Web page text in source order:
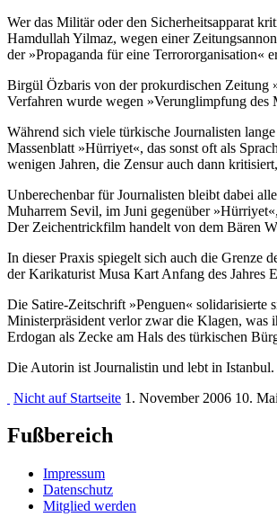
Wer das Militär oder den Sicherheitsapparat
Hamdullah Yilmaz, wegen einer
der »Propaganda für eine Terrororganisation«
Birgül Özbaris von der prokurdischen Zeitung
Verfahren wurde wegen »Verunglimpfung
Während sich viele türkische Journalisten
Massenblatt »Hürriyet«, das sonst oft als
wenigen Jahren, die Zensur auch dann
Unberechenbar für Journalisten bleibt dabei
Muharrem Sevil, im Juni gegenüber
Der Zeichentrickfilm handelt von dem Bären
In dieser Praxis spiegelt sich auch die Grenze
der Karikaturist Musa Kart Anfang des Jahres
Die Satire-Zeitschrift »Penguen« solidarisierte
Ministerpräsident verlor zwar die Klagen, was
Erdogan als Zecke am Hals des türkischen
Die Autorin ist Journalistin und lebt in Istanbul.
Nicht auf Startseite 1. November 2006 10.
Fußbereich
Impressum
Datenschutz
Mitglied werden